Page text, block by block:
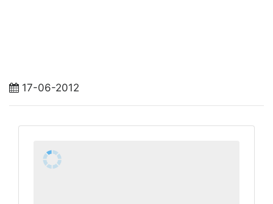
17-06-2012